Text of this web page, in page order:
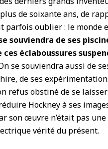
de soixante ans, de
parfois oublier : le monde
souviendra de ses
ces éclaboussures
se souviendra aussi de
de ses
refus obstiné de se
Hockney à ses
son œuvre n’était pas
vérité du présent.